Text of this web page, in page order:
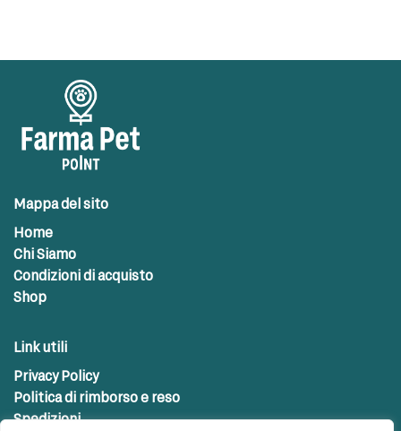
Mappa del sito
Home
Chi Siamo
Condizioni di acquisto
Shop
Link utili
Privacy Policy
Politica di rimborso e reso
Spedizioni